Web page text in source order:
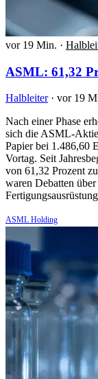
vor 19 Min. ·
ASML: 61,32
Halbleiter · vor 19
Nach einer Phase
sich die ASML-Aktie
Papier bei 1.486,60
Vortag. Seit
von 61,32 Prozent
waren Debatten
ASML Holding